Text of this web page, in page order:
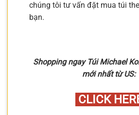
chúng tôi tư vấn đặt mua túi
bạn.
Shopping ngay Túi Michael
mới nhất từ US:
CLICK